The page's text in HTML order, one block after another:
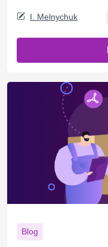
I. Melnychuk
Blog